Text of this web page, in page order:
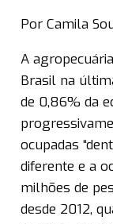
Por Camila
A
Brasil na
de 0,86% da
ocupadas
diferente e a
milhões de
desde 2012,